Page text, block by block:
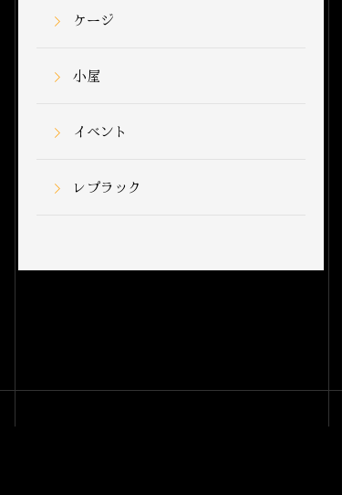
ケージ
小屋
イベント
レプラック